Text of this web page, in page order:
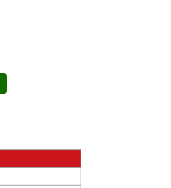
ヴィンテージ